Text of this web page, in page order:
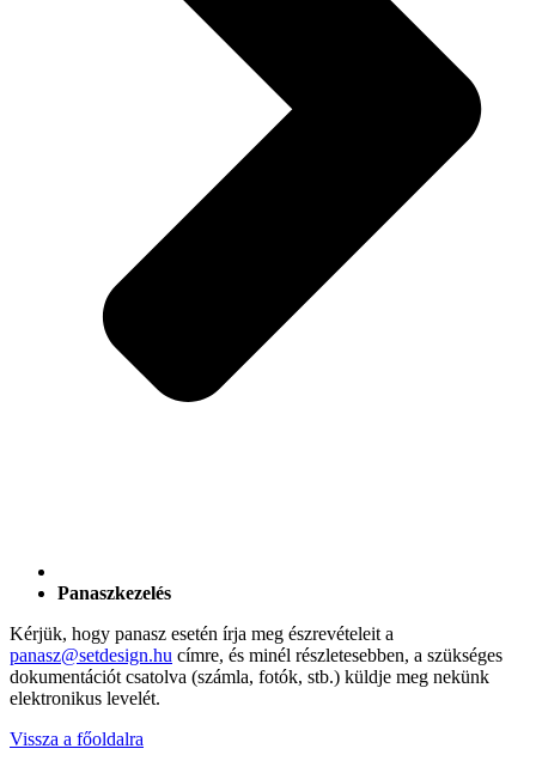
Panaszkezelés
Kérjük, hogy panasz esetén írja meg észrevételeit a
panasz@setdesign.hu címre, és minél részletesebben, a szükséges
dokumentációt csatolva (számla, fotók, stb.) küldje meg nekünk
elektronikus levelét.
Vissza a főoldalra